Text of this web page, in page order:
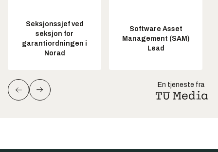
Seksjonssjef ved
seksjon for
garantiordningen i
Norad
Software Asset
Management (SAM)
Lead
En tjeneste fra